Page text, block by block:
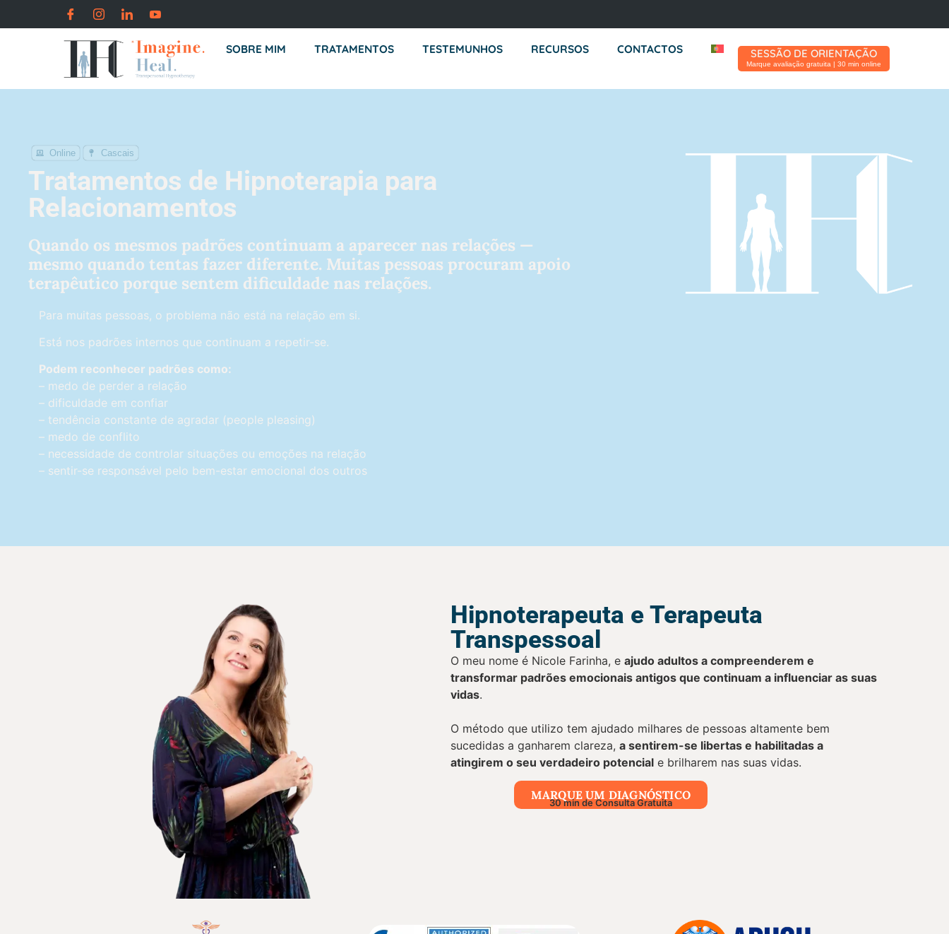
SOBRE MIM TRATAMENTOS TESTEMUNHOS RECURSOS CONTACTOS SESSÃO DE ORIENTAÇÃO
Marque avaliação gratuita | 30 min online
Online Cascais
Tratamentos de Hipnoterapia para
Relacionamentos
Quando os mesmos padrões continuam a aparecer nas relações —
mesmo quando tentas fazer diferente. Muitas pessoas procuram apoio
terapêutico porque sentem dificuldade nas relações.
Para muitas pessoas, o problema não está na relação em si.
Está nos padrões internos que continuam a repetir-se.
Podem reconhecer padrões como:
– medo de perder a relação
– dificuldade em confiar
– tendência constante de agradar (people pleasing)
– medo de conflito
– necessidade de controlar situações ou emoções na relação
– sentir-se responsável pelo bem-estar emocional dos outros
Hipnoterapeuta e Terapeuta
Transpessoal
O meu nome é Nicole Farinha, e ajudo adultos a compreenderem e
transformar padrões emocionais antigos que continuam a influenciar as suas
vidas.
O método que utilizo tem ajudado milhares de pessoas altamente bem
sucedidas a ganharem clareza, a sentirem-se libertas e habilitadas a
atingirem o seu verdadeiro potencial e brilharem nas suas vidas.
MARQUE UM DIAGNÓSTICO
30 min de Consulta Gratuita